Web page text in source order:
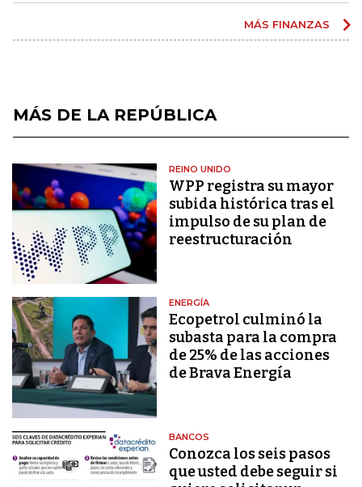
MÁS FINANZAS
MÁS DE LA REPÚBLICA
REINO UNIDO
WPP registra su mayor
subida histórica tras el
impulso de su plan de
reestructuración
ENERGÍA
Ecopetrol culminó la
subasta para la compra
de 25% de las acciones
de Brava Energía
BANCOS
Conozca los seis pasos
que usted debe seguir si